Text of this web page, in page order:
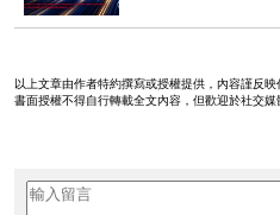
以上文章由作者特約撰寫或授權提供，內容謹反
書面授權不得自行轉載全文內容，但歡迎於社交媒